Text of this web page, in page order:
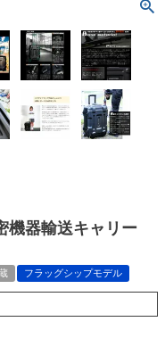
機器輸送キャリー
フラッグシップモデル